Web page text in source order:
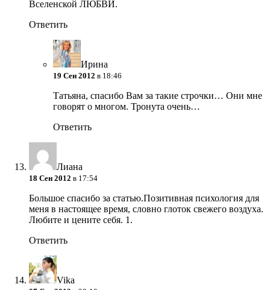
Вселенской ЛЮБВИ.
Ответить
Ирина
19 Сен 2012 в 18:46
Татьяна, спасибо Вам за такие строчки… Они мне
говорят о многом. Тронута очень…
Ответить
Лиана
18 Сен 2012 в 17:54
Большое спасибо за статью.Позитивная психология для
меня в настоящее время, словно глоток свежего воздуха.
Любите и цените себя. 1.
Ответить
Vika